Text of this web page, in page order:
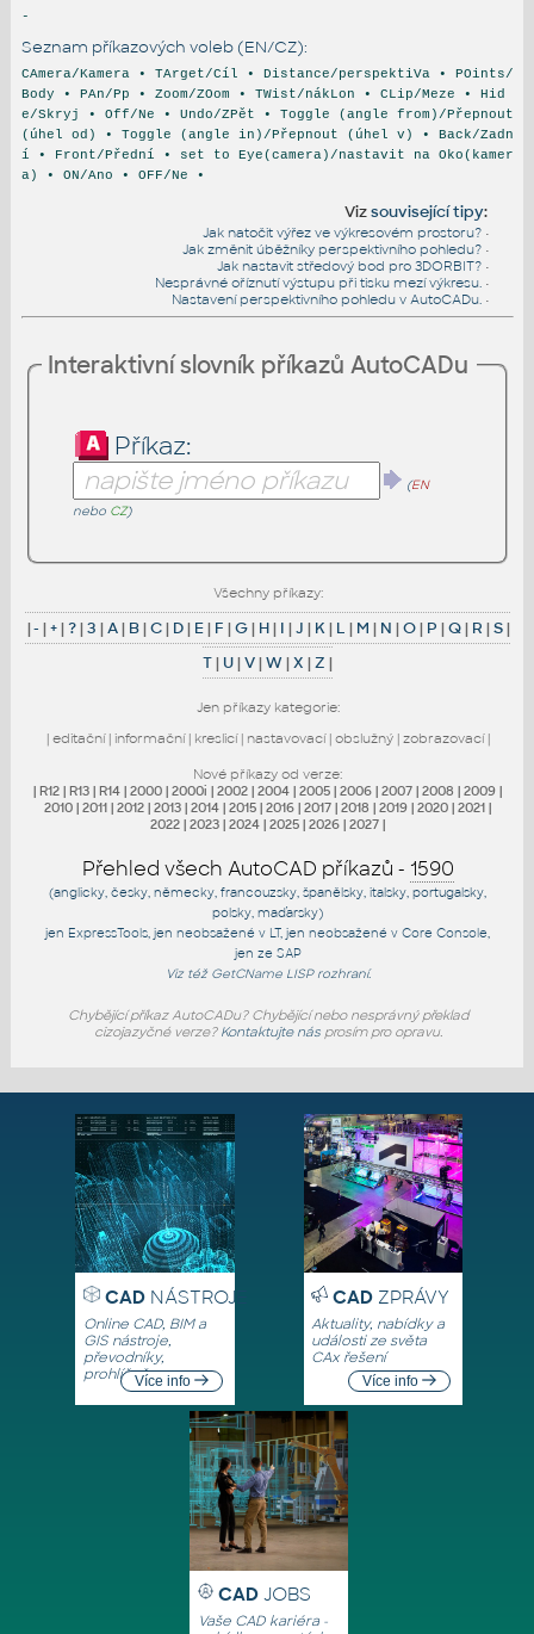
-
Seznam příkazových voleb (EN/CZ):
CAmera/Kamera • TArget/Cíl • Distance/perspektiVa • POints/
Body • PAn/Pp • Zoom/ZOom • TWist/nákLon • CLip/Meze • Hid
e/Skryj • Off/Ne • Undo/ZPět • Toggle (angle from)/Přepnout
(úhel od) • Toggle (angle in)/Přepnout (úhel v) • Back/Zadn
í • Front/Přední • set to Eye(camera)/nastavit na Oko(kamer
a) • ON/Ano • OFF/Ne •
Vizsouvisející tipy:
Jak natočit výřez ve výkresovém prostoru? •
Jak změnit úběžníky perspektivního pohledu? •
Jak nastavit středový bod pro 3DORBIT? •
Nesprávné oříznutí výstupu při tisku mezí výkresu. •
Nastavení perspektivního pohledu v AutoCADu. •
Interaktivní slovník příkazů AutoCADu
Příkaz:
(EN
nebo CZ)
Všechny příkazy:
|- |+|?|3 |A| B|C| D| E| F |G| H| I |J | K| L | M | N |O| P |Q| R |S|
T| U|V|W|X |Z |
Jen příkazy kategorie:
| editační| informační| kreslicí| nastavovací| obslužný| zobrazovací|
Nové příkazy od verze:
| R12 | R13 | R14 | 2000 | 2000i | 2002 | 2004 | 2005 | 2006 | 2007 | 2008 | 2009 |
2010 | 2011 | 2012 | 2013 | 2014 | 2015 | 2016 | 2017 | 2018 | 2019 | 2020 | 2021 |
2022 | 2023 | 2024 | 2025 | 2026 | 2027 |
Přehled všech AutoCAD příkazů - 1590
(anglicky, česky, německy, francouzsky, španělsky, italsky, portugalsky,
polsky, maďarsky)
jen ExpressTools , jen neobsažené v LT, jen neobsažené v Core Console
jen ze SAP
Viz též GetCNameLISP rozhraní.
Chybějící příkaz AutoCADu? Chybějící nebo nesprávný překlad
cizojazyčné verze? Kontaktujte násprosím pro opravu.
CADNÁSTROJE
Online CAD, BIM a
GIS nástroje,
převodníky,
prohlížečeVíce info
CADZPRÁVY
Aktuality, nabídky a
události ze světa
CAx řešení
Více info
CAD JOBS
Vaše CAD kariéra -